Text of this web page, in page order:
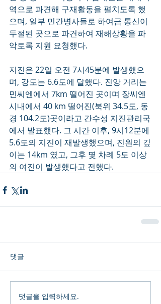
역으로 파견해 구재활동을 펼치도록 했
으며, 일부 민간병사들로 하여금 통신이
두절된 곳으로 파견하여 재해상황을 파
악토록 지원 요청했다.
지진은 22일 오전 7시45분에 발생했으
며, 강도는 6.6도에 달했다. 진앙 거리는
민씨엔에서 7km 떨어진 곳이며 장씨엔
시내에서 40 km 떨어진(북위 34.5도, 동
경 104.2도)곳이라고 간수성 지진관리국
에서 발표했다. 그 시간 이후, 9시12분에
5.6도의 지진이 재발생했으며, 진원의 깊
이는 14km 였고, 그후 몇 차례 5도 이상
의 여진이 발생했다고 전했다.
댓글
댓글을 입력하세요.